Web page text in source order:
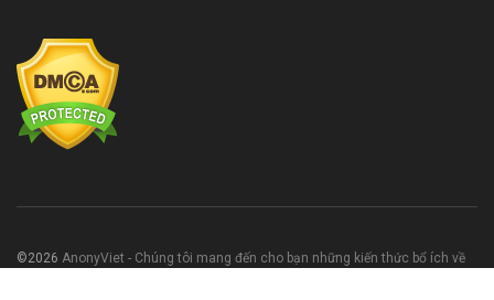
©2026 AnonyViet - Chúng tôi mang đến cho bạn những kiến thức bổ ích về